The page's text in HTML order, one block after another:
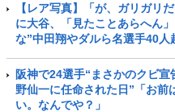
【レア写真】「が、ガリガリ
に大谷、「見たことあらへん
な”中田翔やダルら名選手40
阪神で24選手“まさかのクビ
野仙一に任命された日”「お前
い。なんでや？」